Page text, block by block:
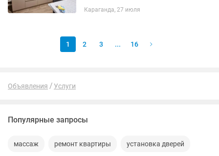
мебели 🔶️Разбор мебели с аккуратной
Караганда, 27 июля
1 2 3 ... 16
Объявления Услуги
Популярные запросы
массаж ремонт квартиры установка дверей